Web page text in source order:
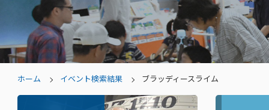
ホーム イベント検索結果 ブラッディースライム